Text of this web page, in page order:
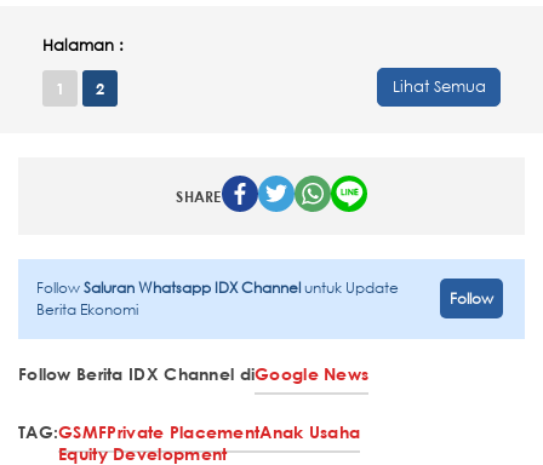
Halaman :
1 2 Lihat Semua
SHARE
FollowSaluran Whatsapp IDX Channeluntuk Update
Berita Ekonomi
Follow
Follow Berita IDX Channel diGoogle News
TAG:GSMFPrivate PlacementAnak Usaha
Equity Development